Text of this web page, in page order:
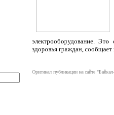
электрооборудование.
здоровья граждан,
Оригинал публикации на сайте